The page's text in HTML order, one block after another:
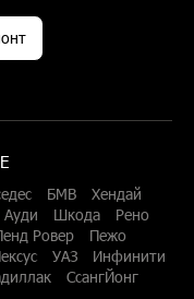
БМВ
Хендай
Ауди Шкода
Рено
Ровер
Пежо
УАЗ
Инфинити
СсангЙонг